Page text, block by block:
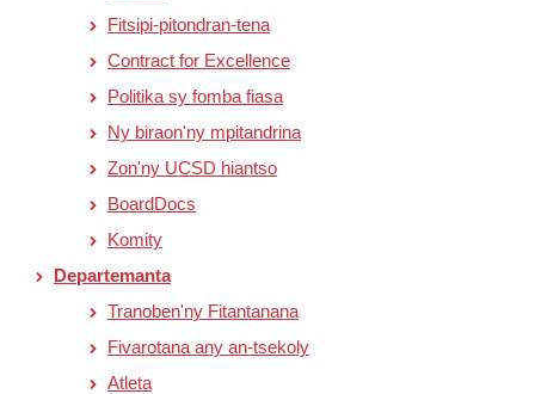
Fitsipi-pitondran-tena
Contract for Excellence
Politika sy fomba fiasa
Ny biraon'ny mpitandrina
Zon'ny UCSD hiantso
BoardDocs
Komity
Departemanta
Tranoben'ny Fitantanana
Fivarotana any an-tsekoly
Atleta